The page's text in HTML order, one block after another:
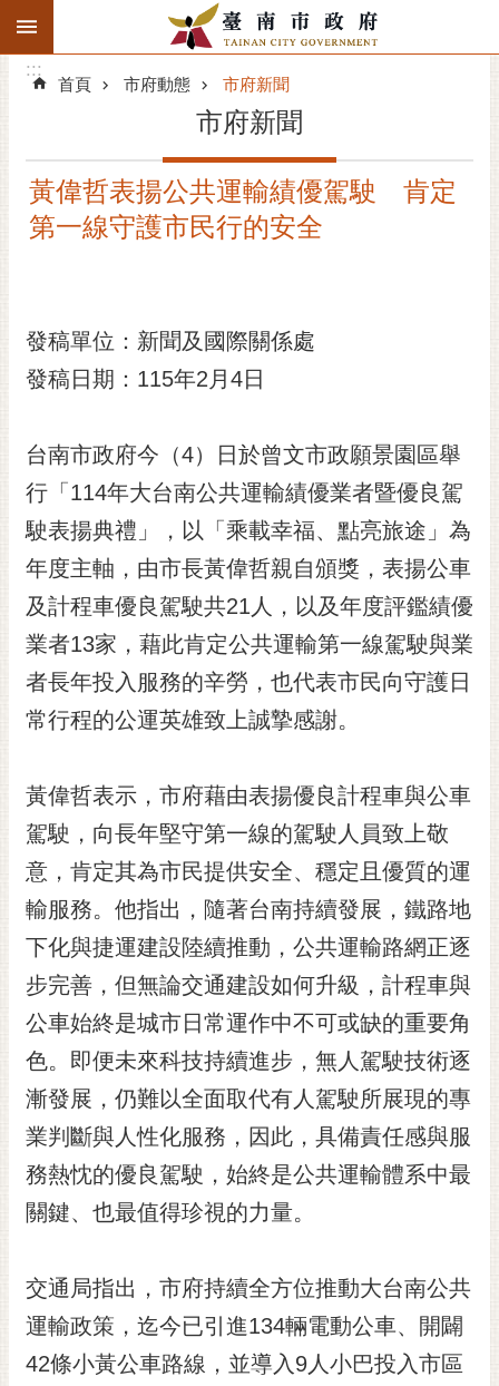
跳到主要內容區塊
搜
階
精彩府城
主題服務
市民互動
黃
偉
哲
螢
光
花
泉
祭
網
站
導
覽
訂
閱
RSS
訂
閱
電
子
報
市
箱
English
日
:::
:::
首頁 市府動態 市府新聞
市府新聞
黃偉哲表揚公共運輸績優駕駛 肯定
第一線守護市民行的安全
發稿單位：新聞及國際關係處
發稿日期：115年2月4日
台南市政府今（4）日於曾文市政願景園區舉
行「114年大台南公共運輸績優業者暨優良駕
駛表揚典禮」，以「乘載幸福、點亮旅途」為
年度主軸，由市長黃偉哲親自頒獎，表揚公車
及計程車優良駕駛共21人，以及年度評鑑績優
業者13家，藉此肯定公共運輸第一線駕駛與業
者長年投入服務的辛勞，也代表市民向守護日
常行程的公運英雄致上誠摯感謝。
黃偉哲表示，市府藉由表揚優良計程車與公車
駕駛，向長年堅守第一線的駕駛人員致上敬
意，肯定其為市民提供安全、穩定且優質的運
輸服務。他指出，隨著台南持續發展，鐵路地
下化與捷運建設陸續推動，公共運輸路網正逐
步完善，但無論交通建設如何升級，計程車與
公車始終是城市日常運作中不可或缺的重要角
色。即便未來科技持續進步，無人駕駛技術逐
漸發展，仍難以全面取代有人駕駛所展現的專
業判斷與人性化服務，因此，具備責任感與服
務熱忱的優良駕駛，始終是公共運輸體系中最
關鍵、也最值得珍視的力量。
交通局指出，市府持續全方位推動大台南公共
運輸政策，迄今已引進134輛電動公車、開闢
42條小黃公車路線，並導入9人小巴投入市區